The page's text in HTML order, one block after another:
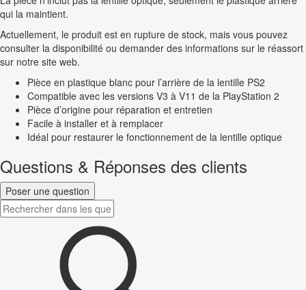
qui la maintient.
Actuellement, le produit est en rupture de stock, mais vous pouvez
consulter la disponibilité ou demander des informations sur le réassort
sur notre site web.
Pièce en plastique blanc pour l’arrière de la lentille PS2
Compatible avec les versions V3 à V11 de la PlayStation 2
Pièce d’origine pour réparation et entretien
Facile à installer et à remplacer
Idéal pour restaurer le fonctionnement de la lentille optique
Questions & Réponses des clients
Poser une question